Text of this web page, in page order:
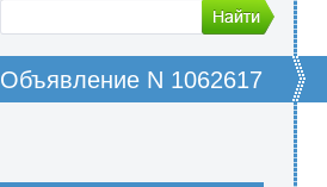
Объявление N 1062617